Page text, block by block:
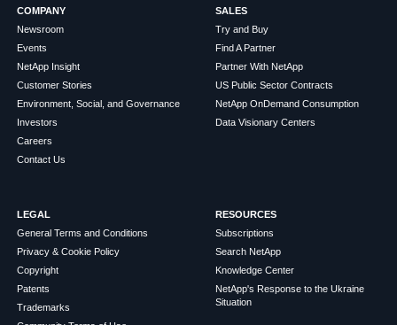
COMPANY
Newsroom
Events
NetApp Insight
Customer Stories
Environment, Social, and Governance
Investors
Careers
Contact Us
SALES
Try and Buy
Find A Partner
Partner With NetApp
US Public Sector Contracts
NetApp OnDemand Consumption
Data Visionary Centers
LEGAL
General Terms and Conditions
Privacy & Cookie Policy
Copyright
Patents
Trademarks
RESOURCES
Subscriptions
Search NetApp
Knowledge Center
NetApp's Response to the Ukraine
Situation